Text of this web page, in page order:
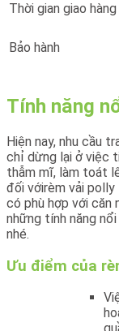
Thời gian giao hàng
Bảo hành
Tính năng
Hiện nay, nhu cầu
chỉ dừng lại ở việc
thẫm mĩ, làm toát
đối vớirèm vải polly
có phù hợp với căn
những tính năng
nhé.
Ưu điểm của